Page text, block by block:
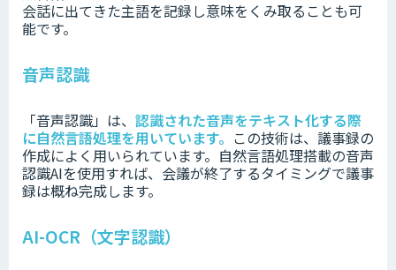
会話に出てきた主語を記録し意味をくみ取ることも可
能です。
音声認識
「音声認識」は、 認識された音声をテキスト化する際
に自然言語処理を用いています。 この技術は、議事録の
作成によく用いられています。自然言語処理搭載の音声
認識AIを使用すれば、会議が終了するタイミングで議事
録は概ね完成します。
AI-OCR（文字認識）